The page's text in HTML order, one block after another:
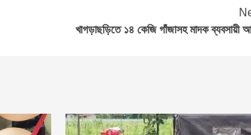
খাগড়াছড়িতে ১৪ কেজি গাঁজাসহ মাদক ব্যবসায়ী